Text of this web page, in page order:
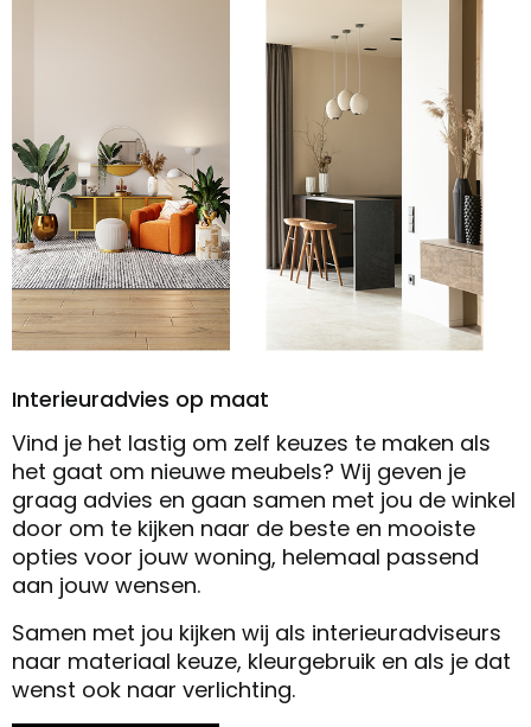
Interieuradvies op maat
Vind je het lastig om zelf keuzes te maken als
het gaat om nieuwe meubels? Wij geven je
graag advies en gaan samen met jou de winkel
door om te kijken naar de beste en mooiste
opties voor jouw woning, helemaal passend
aan jouw wensen.
Samen met jou kijken wij als interieuradviseurs
naar materiaal keuze, kleurgebruik en als je dat
wenst ook naar verlichting.